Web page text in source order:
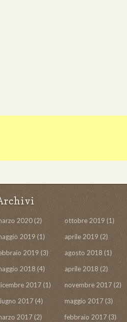
2020(2) ottobre 2019 (1)
2019 (1) aprile 2019 (2)
2019 (3) agosto 2018 (1)
2018 (4) aprile 2018 (2)
2017 (1) novembre 2017 (2)
2017 (4) maggio 2017 (3)
2017(2) febbraio 2017(3)